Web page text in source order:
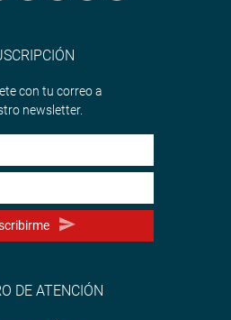
con tu correo a
newsletter.
DE ATENCIÓN